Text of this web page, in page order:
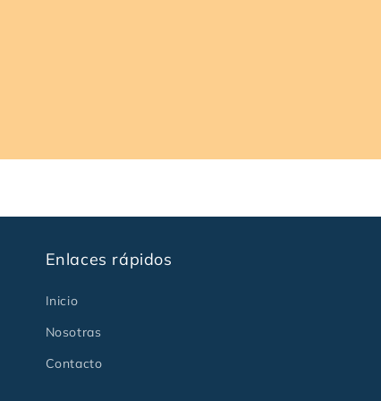
Enlaces rápidos
Inicio
Nosotras
Contacto